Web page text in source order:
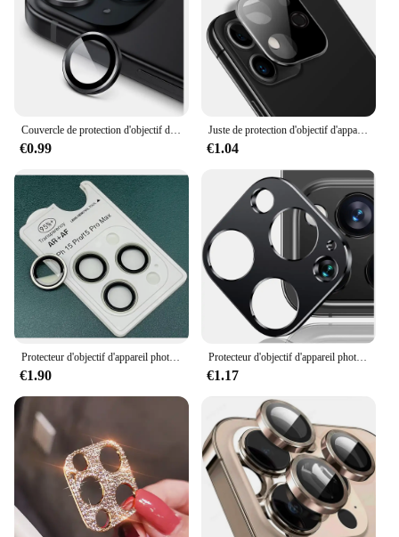
€0.99
Juste de protection d'objectif d'appareil photo de luxe pour iPhone, film de protection en verre pour iPhone 15, 11, 16, 13 Pro Max, 14 Plus, 12, 13 Mini, 15Pro
€1.04
€1.90
Protecteur d'objectif d'appareil photo pour iPhone, couvercle en métal, accessoires de protection, iPhone 15 Pro Max 14 Plus 13 Mini 12 11 15Pro 14Pro 15Plus 13Pro
€1.17